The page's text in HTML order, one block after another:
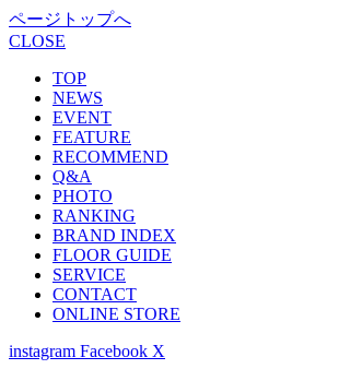
ページトップへ
CLOSE
TOP
NEWS
EVENT
FEATURE
RECOMMEND
Q&A
PHOTO
RANKING
BRAND INDEX
FLOOR GUIDE
SERVICE
CONTACT
ONLINE STORE
instagram Facebook X